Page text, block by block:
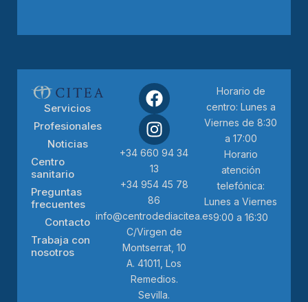
Servicios
Profesionales
Noticias
Centro
sanitario
Preguntas
frecuentes
Contacto
Trabaja con
nosotros
+34 660 94 34
13
+34 954 45 78
86
info@centrodediacitea.es
C/Virgen de
Montserrat, 10
A. 41011, Los
Remedios.
Sevilla.
Horario de
centro: Lunes a
Viernes de 8:30
a 17:00
Horario
atención
telefónica:
Lunes a Viernes
9:00 a 16:30